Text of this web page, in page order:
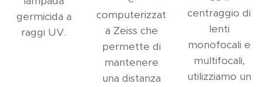
germicida a
raggi UV.
computerizzat
a Zeiss che
permette di
mantenere
una distanza
centraggio di
lenti
monofocali e
multifocali,
utilizziamo un